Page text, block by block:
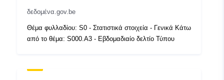
51.51 ] ]
Αναγνωριστικά:
δεδομένα.gov.be
Θέμα φυλλαδίου: S0 - Στατιστικά στοιχεία - Γενικά Κάτω
από το θέμα: S000.A3 - Εβδομαδιαίο δελτίο Τύπου